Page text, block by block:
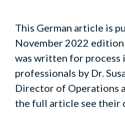
This German article is
November 2022 edition
was written for process
professionals by Dr.
Director of Operations
the full article see their